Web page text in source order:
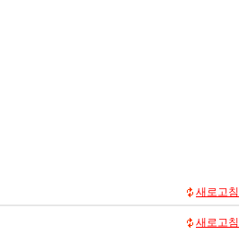
새로고침
새로고침